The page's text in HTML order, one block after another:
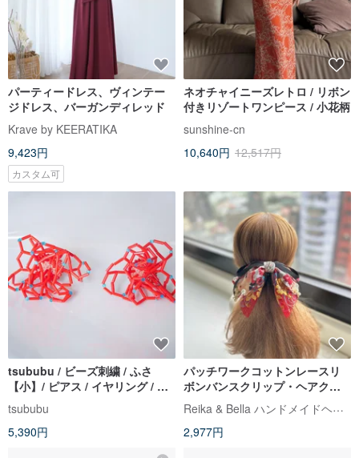
パーティードレス、ヴィンテー
ジドレス、バーガンディレッド
Krave by KEERATIKA
9,423円
カスタム可
ネオチャイニーズレトロ / リボン
付きリゾートワンピース / 小花柄
sunshine-cn
10,640円 12,517円
tsububu / ビーズ刺繍 / ふさ
【小】/ ピアス / イヤリング / 両
耳 / 赤
tsububu
5,390円
パッチワークコットンレースリ
ボンバンスクリップ・ヘアクリ
ップ・ヘアアクセサリー・ヘッ
ドドレス - フォーチュンレッド＆
ブラックゴールド
Reika & Bella ハンドメイドヘアアクセサリー
2,977円